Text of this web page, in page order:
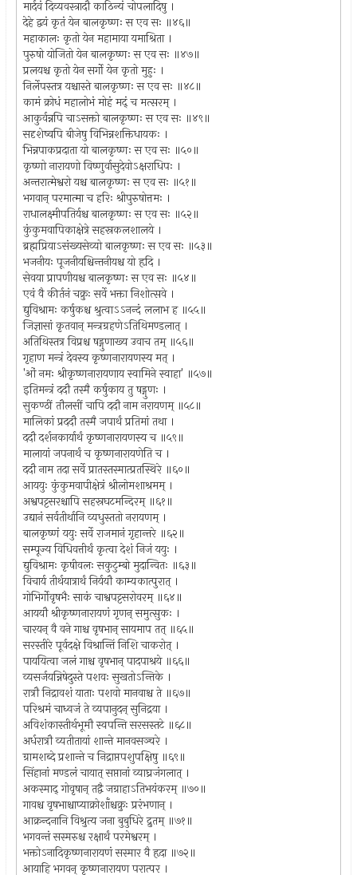
मार्दवं दिव्यवस्त्रादौ काठिन्यं चोपलादिषु ।
देहे द्वयं कृतं येन बालकृष्णः स एव सः ॥४६॥
महाकालः कृतो येन महामाया यमाश्रिता ।
पुरुषो योजितो येन बालकृष्णः स एव सः ॥४७॥
प्रलयश्च कृतो येन सर्गो येन कृतो मुहुः ।
निर्लेपस्तत्र यश्चास्ते बालकृष्णः स एव सः ॥४८॥
कामं क्रोधं महालोभं मोहं मद्ं च मत्सरम् ।
आकुर्वन्नपि चाऽसक्तो बालकृष्णः स एव सः ॥४९॥
सदृशेष्वपि बीजेषु विभिन्नशक्तिधायकः ।
भिन्नपाकप्रदाता यो बालकृष्णः स एव सः ॥५०॥
कृष्णो नारायणो विष्णुर्वासुदेवोऽक्षराधिपः ।
अन्तरात्मेश्वरो यश्च बालकृष्णः स एव सः ॥५१॥
भगवान् परमात्मा च हरिः श्रीपुरुषोत्तमः ।
राधालक्ष्मीपतिर्यश्च बालकृष्णः स एव सः ॥५२॥
कुंकुमवापिकाक्षेत्रे सहस्रकलशालये ।
ब्रह्मप्रियाऽसंख्यसेव्यो बालकृष्णः स एव सः ॥५३॥
भजनीयः पूजनीयश्चिन्तनीयश्च यो हृदि ।
सेवया प्रापणीयश्च बालकृष्णः स एव सः ॥५४॥
एवं वै कीर्तनं चक्रुः सर्वे भक्ता निशोत्सवे ।
द्युविश्रामः कर्षुकश्च श्रुत्वाऽऽनन्दं ललाभ ह ॥५५॥
जिज्ञासां कृतवान् मन्त्रग्रहणेऽतिथिमण्डलात् ।
अतिथिस्तत्र विप्रश्च षड्गुणाख्य उवाच तम् ॥५६॥
गृहाण मन्त्रं देवस्य कृष्णनारायणस्य मत् ।
'ओं नमः श्रीकृष्णनारायणाय स्वामिने स्वाहा' ॥५७॥
इतिमन्त्रं ददौ तस्मै कर्षुकाय तु षड्गुणः ।
सुकण्ठीं तौलसीं चापि ददौ नाम नरायणम् ॥५८॥
मालिकां प्रददौ तस्मै जपार्थं प्रतिमां तथा ।
ददौ दर्शनकार्यार्थं कृष्णनारायणस्य च ॥५९॥
मालायां जपनार्थं च कृष्णनारायणेति च ।
ददौ नाम तदा सर्वे प्रातस्तस्मात्प्रतस्थिरे ॥६०॥
आययुः कुंकुमवापीक्षेत्रं श्रीलोमशाश्रमम् ।
अश्वपट्टसरश्चापि सहस्रघटमन्दिरम् ॥६१॥
उद्यानं सर्वतीर्थानि व्यधुस्ततो नरायणम् ।
बालकृष्णं ययुः सर्वे राजमानं गृहान्तरे ॥६२॥
सम्पूज्य विधिवत्तीर्थं कृत्वा देशं निजं ययुः ।
द्युविश्रामः कृषीवलः सकुटुम्बो मुदान्वितः ॥६३॥
विचार्य तीर्थयात्रार्थं निर्ययौ काम्यकात्पुरात् ।
गोभिर्गोवृषभैः साकं चाश्वपट्टसरोवरम् ॥६४॥
आययौ श्रीकृष्णनारायणं गृणन् समुत्सुकः ।
चारयन् वै वने गाश्च वृषभान् सायमाप तत् ॥६५॥
सरस्तीरे पूर्वदक्षे विश्रान्तिं निशि चाकरोत् ।
पाययित्वा जलं गाश्च वृषभान् पादपाश्रये ॥६६॥
व्यसर्जयन्निषेदुस्ते पशवः सुखतोऽन्तिके ।
रात्रौ निद्रावशं याताः पशवो मानवाश्च ते ॥६७॥
परिश्रमं चाध्वजं ते व्यपानुदन् सुनिद्रया ।
अविशंकास्तीर्थभूमौ स्वपन्ति सरसस्तटे ॥६८॥
अर्धरात्रौ व्यतीतायां शान्ते मानवसञ्चरे ।
ग्रामशब्दे प्रशान्ते च निद्राप्तपशुपक्षिषु ॥६९॥
सिंहानां मण्डलं चायात् सप्तानां व्याघ्रजंगलात् ।
अकस्माद् गोवृषान् तद्वै जग्राहाऽतिभयंकरम् ॥७०॥
गावश्च वृषभाश्चाप्याक्रोशाँश्चक्रुः प्ररंभणान् ।
आक्रन्दनानि विश्रुत्य जना बुबुधिरे द्रुतम् ॥७१॥
भगवन्तं सस्मरुश्च रक्षार्थं परमेश्वरम् ।
भक्तोऽनादिकृष्णनारायणं सस्मार वै हृदा ॥७२॥
आयाहि भगवन् कृष्णनारायण परात्पर ।